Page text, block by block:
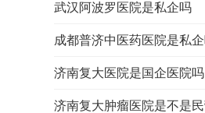
武汉阿波罗医院是私企吗
济南复大医院是国企医院吗
济南复大肿瘤医院是不是